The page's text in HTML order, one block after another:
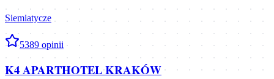
Siemiatycze
5389 opinii
K4 APARTHOTEL KRAKÓW